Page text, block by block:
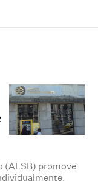
(ALSB) promove